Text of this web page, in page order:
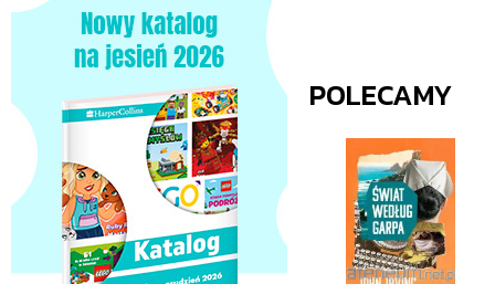
POLECAMY